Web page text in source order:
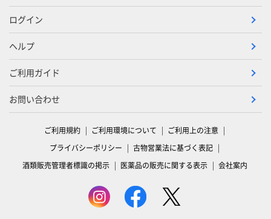
ログイン
ヘルプ
ご利用ガイド
お問い合わせ
ご利用規約 ご利用環境について
ご利用上の注意
プライバシーポリシー
古物営業法に基づく表記
酒類販売管理者標識の掲示
医薬品の販売に関する表示 会社案内